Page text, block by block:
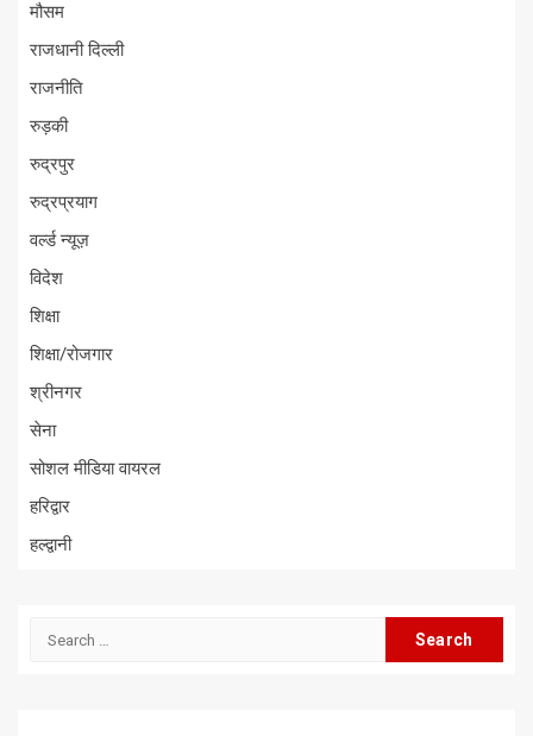
मौसम
राजधानी दिल्ली
राजनीति
रुड़की
रुद्रपुर
रुद्रप्रयाग
वर्ल्ड न्यूज़
विदेश
शिक्षा
शिक्षा/रोजगार
श्रीनगर
सेना
सोशल मीडिया वायरल
हरिद्वार
हल्द्वानी
Search